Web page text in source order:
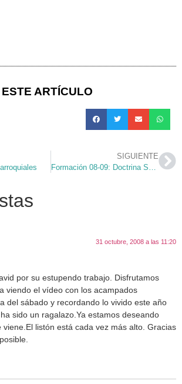
ARTÍCULO
SIGUIENTE
31 octubre, 2008 a las 11:20
por su estupendo trabajo. Disfrutamos
viendo el vídeo con los acampados
del sábado y recordando lo vivido este año
sido un ragalazo.Ya estamos deseando
viene.El listón está cada vez más alto. Gracias